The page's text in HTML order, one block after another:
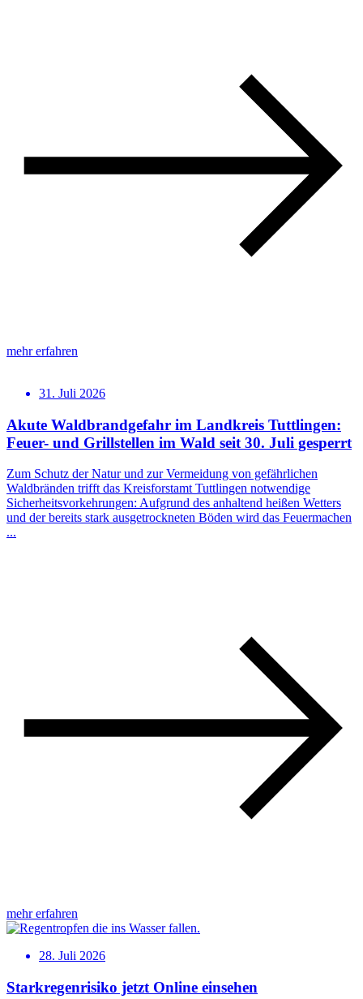
mehr erfahren
31. Juli 2026
Akute Waldbrandgefahr im Landkreis Tuttlingen:
Feuer- und Grillstellen im Wald seit 30. Juli gesperrt
Zum Schutz der Natur und zur Vermeidung von gefährlichen
Waldbränden trifft das Kreisforstamt Tuttlingen notwendige
Sicherheitsvorkehrungen: Aufgrund des anhaltend heißen Wetters
und der bereits stark ausgetrockneten Böden wird das Feuermachen
...
mehr erfahren
28. Juli 2026
Starkregenrisiko jetzt Online einsehen